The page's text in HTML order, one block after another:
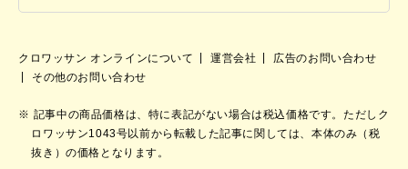
クロワッサン オンラインについて 運営会社
広告のお問い合わせ
その他のお問い合わせ
記事中の商品価格は、特に表記がない場合は税込価格です。ただしク
ロワッサン1043号以前から転載した記事に関しては、本体のみ（税
抜き）の価格となります。